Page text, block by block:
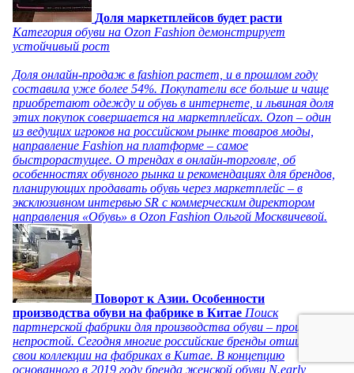
Доля маркетплейсов будет расти
Категория обуви на Ozon Fashion демонстрирует
устойчивый рост
Доля онлайн-продаж в fashion растет, и в прошлом году
составила уже более 54%. Покупатели все больше и чаще
приобретают одежду и обувь в интернете, и львиная доля
этих покупок совершается на маркетплейсах. Ozon – один
из ведущих игроков на российском рынке товаров моды,
направление Fashion на платформе – самое
быстрорастущее. О трендах в онлайн-торговле, об
особенностях обувного рынка и рекомендациях для брендов,
планирующих продавать обувь через маркетплейс – в
эксклюзивном интервью SR с коммерческим директором
направления «Обувь» в Ozon Fashion Ольгой Москвичевой.
Поворот к Азии. Особенности
производства обуви на фабрике в Китае Поиск
партнерской фабрики для производства обуви – процесс
непростой. Сегодня многие российские бренды отшивают
свои коллекции на фабриках в Китае. В концепцию
основанного в 2019 году бренда женской обуви N.early